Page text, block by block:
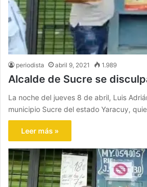
periodista abril 9, 2021 1.989
Alcalde de Sucre se
La noche del jueves 8 de abril, Luis
municipio Sucre del estado Yaracuy,
Leer más »